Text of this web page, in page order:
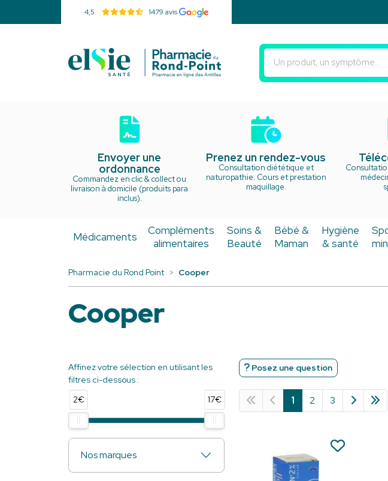
4,5 1479 avis
Pharmacie du Rond Point Votre
Envoyer une
ordonnance
Commandez en clic & collect ou
livraison à domicile (produits para
inclus).
Prenez un rendez-vous
Consultation diététique et
naturopathie. Cours et prestation
maquillage.
Médicaments
Compléments
alimentaires
Soins &
Beauté
Bébé &
Maman
Hygiène
& santé
Pharmacie du Rond Point Cooper
Cooper
Posez une question
1 2 3
Affinez votre sélection en utilisant les
filtres ci-dessous :
2€
17€
Nos marques